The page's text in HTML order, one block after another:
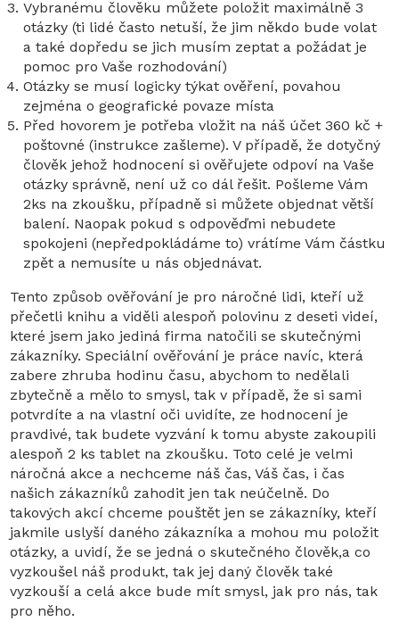
Vybranému člověku můžete položit maximálně 3
otázky (ti lidé často netuší, že jim někdo bude volat
a také dopředu se jich musím zeptat a požádat je
pomoc pro Vaše rozhodování)
Otázky se musí logicky týkat ověření, povahou
zejména o geografické povaze místa
Před hovorem je potřeba vložit na náš účet 360 kč +
poštovné (instrukce zašleme). V případě, že dotyčný
člověk jehož hodnocení si ověřujete odpoví na Vaše
otázky správně, není už co dál řešit. Pošleme Vám
2ks na zkoušku, případně si můžete objednat větší
balení. Naopak pokud s odpověďmi nebudete
spokojeni (nepředpokládáme to) vrátíme Vám částku
zpět a nemusíte u nás objednávat.
Tento způsob ověřování je pro náročné lidi, kteří už
přečetli knihu a viděli alespoň polovinu z deseti videí,
které jsem jako jediná firma natočili se skutečnými
zákazníky. Speciální ověřování je práce navíc, která
zabere zhruba hodinu času, abychom to nedělali
zbytečně a mělo to smysl, tak v případě, že si sami
potvrdíte a na vlastní oči uvidíte, ze hodnocení je
pravdivé, tak budete vyzvání k tomu abyste zakoupili
alespoň 2 ks tablet na zkoušku. Toto celé je velmi
náročná akce a nechceme náš čas, Váš čas, i čas
našich zákazníků zahodit jen tak neúčelně. Do
takových akcí chceme pouštět jen se zákazníky, kteří
jakmile uslyší daného zákazníka a mohou mu položit
otázky, a uvidí, že se jedná o skutečného člověk,a co
vyzkoušel náš produkt, tak jej daný člověk také
vyzkouší a celá akce bude mít smysl, jak pro nás, tak
pro něho.